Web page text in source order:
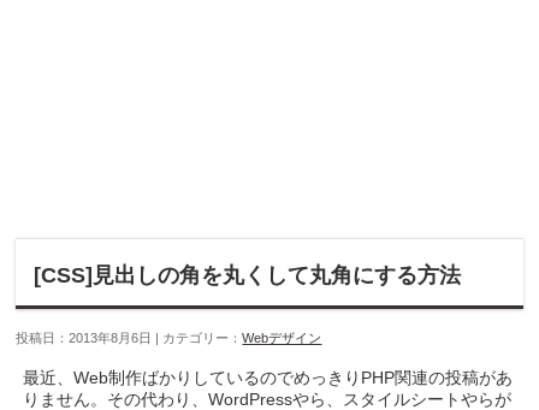
[CSS]見出しの角を丸くして丸角にする方法
投稿日：2013年8月6日 | カテゴリー：Webデザイン
最近、Web制作ばかりしているのでめっきりPHP関連の投稿があ
りません。その代わり、WordPressやら、スタイルシートやらが